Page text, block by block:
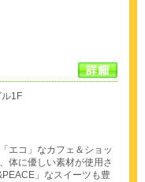
1F
エコ」なカフェ＆ショッ
体に優しい素材が使用さ
」なスイーツも豊